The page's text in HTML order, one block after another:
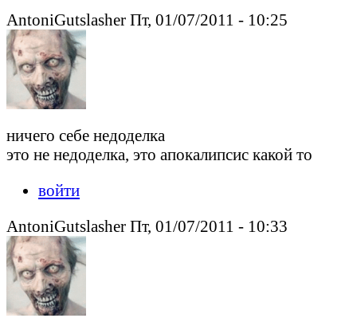
AntoniGutslasher Пт, 01/07/2011 - 10:25
ничего себе недоделка
это не недоделка, это апокалипсис какой то
войти
AntoniGutslasher Пт, 01/07/2011 - 10:33